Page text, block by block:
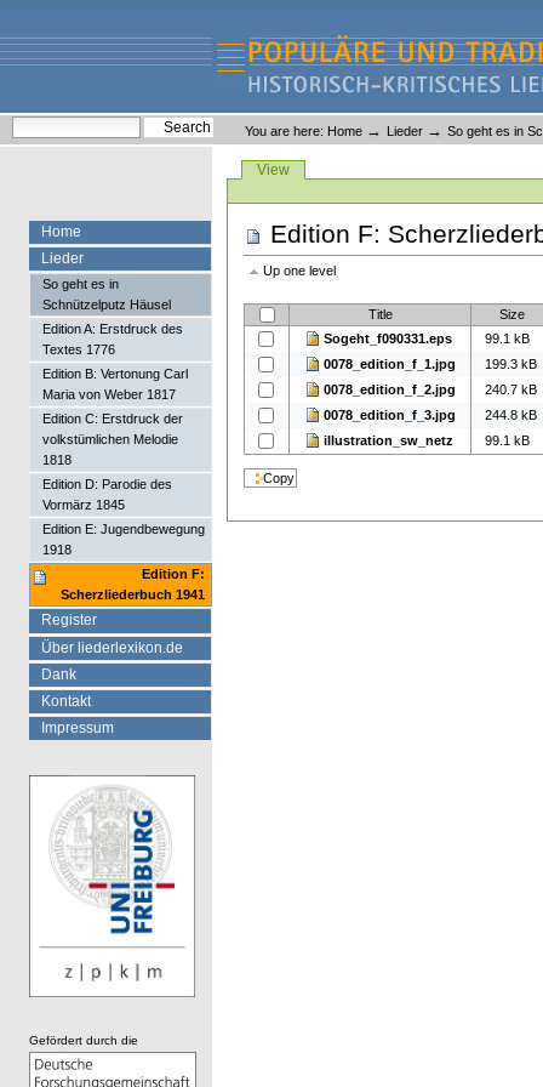
content.
navigation
Liederlexikon
Personal
tools
You are here: Home → Lieder → So geht es in
ViewsView
Edition F:
Up one level
Title
Size
Sogeht_f090331.eps
99.1 kB
0078_edition_f_1.jpg
199.3 kB
0078_edition_f_2.jpg
240.7 kB
0078_edition_f_3.jpg
244.8 kB
illustration_sw_netz
99.1 kB
Home
Lieder
So geht es in
Schnützelputz Häusel
Edition A: Erstdruck des
Textes 1776
Edition B: Vertonung Carl
Maria von Weber 1817
Edition C: Erstdruck der
volkstümlichen Melodie
1818
Edition D: Parodie des
Vormärz 1845
Edition E: Jugendbewegung
1918
Edition F:
Scherzliederbuch 1941
Register
Über liederlexikon.de
Dank
Kontakt
Impressum
Gefördert durch die